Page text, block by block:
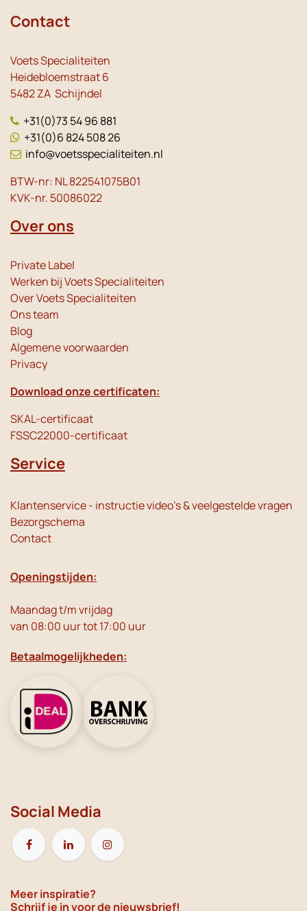
Contact
Voets Specialiteiten
Heidebloemstraat 6
5482 ZA Schijndel
+31(0)73 54 96 881
+31(0)6 824 508 26
info@voetsspecialiteiten.nl
BTW-nr: NL 822541075B01
KVK-nr. 50086022
Over ons
Private Label
Werken bij Voets Specialiteiten
Over Voets Specialiteiten
Ons team
Blog
Algemene voorwaarden
Privacy
Download onze certificaten:
SKAL-certificaat
FSSC22000-certificaat
Service
Klantenservice - instructie video's & veelgestelde vragen
Bezorgschema
Contact
Openingstijden:
Maandag t/m vrijdag
van 08:00 uur tot 17:00 uur
Betaalmogelijkheden:
Social Media
Meer inspiratie?
Schrijf je in voor de nieuwsbrief!